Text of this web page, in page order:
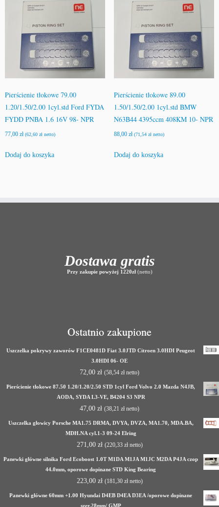
Pierścienie tłokowe 79.00
1.20/1.50/2.00 1cyl.std Ford FYDA
FYDD PNBA 1.6 16V 98- NPR
77,00 zł (62,60 zł netto)
Dodaj do koszyka
Pierścienie tłokowe 89.00
1.50/1.50/2.00 1cyl.std BMW
N63B44 4395ccm 408KM 10- NPR
88,00 zł (71,54 złnetto)
Dodaj do koszyka
Dostawa gratis
Przy zakupie powyżej 1220zł(netto)
Ostatnio zakupione
Uszczelka pokrywy zaworów F1CE0481D Fiat 3.0JTD Citroen 3.0HDI Peugeot
3.0HDI 06- OE
72,00 zł (58,54 zł netto)
Pierścienie tłokowe 87.50 1.20/1.20/2.50 STD 1cyl Ford Volvo 2.0 Mazda N4JB,
AODA, SYDA L3-VE, B4204 S3 NPR
47,00 zł (38,21 zł netto)
Uszczelka głowicy Porsche MA1.75 DRMA, DVYA, DVZA, MA1.70, MDA.BA,
MDH.NA cyl.1-3 09-24 Elring
271,00 zł (220,33 złnetto)
Panewki główne silnika Ford Ecoboost 1.0T M1DA M1JA M1JC M2DA P4JA czop
44.0mm, oporowe dopinane STD King Bearing
223,00 zł (181,30 złnetto)
Panewki główne 60mm +1.00 Hyundai D4EB D4EA D3EA /oporowe dopinane
szer.28mm/ GMP